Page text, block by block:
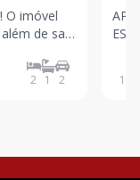
de sala
2 1 2 166